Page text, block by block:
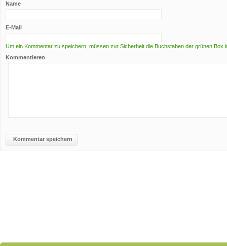
Name
E-Mail
Um ein Kommentar zu speichern, müssen zur Sicherheit die Buchstaben der grünen
Kommentieren
Kommentar speichern